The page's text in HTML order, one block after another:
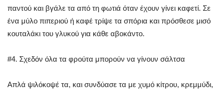
παντού και βγάλε τα από τη φωτιά όταν έχουν γίνει καφετί. Σε
ένα μύλο πιπεριού ή καφέ τρίψε τα σπόρια και πρόσθεσε μισό
κουταλάκι του γλυκού για κάθε αβοκάντο.
#4. Σχεδόν όλα τα φρούτα μπορούν να γίνουν σάλτσα
Απλά ψιλόκοψέ τα, και συνδύασε τα με χυμό κίτρου, κρεμμύδι,